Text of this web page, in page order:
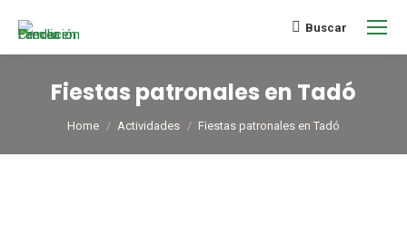
Buscar
Fiestas patronales en Tadó
You are here:
Home Actividades Fiestas patronales en Tadó